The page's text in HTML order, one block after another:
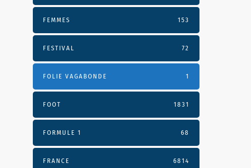
FEMMES 153
FESTIVAL 72
FOLIE VAGABONDE 1
FOOT 1831
FORMULE 1 68
FRANCE 6814